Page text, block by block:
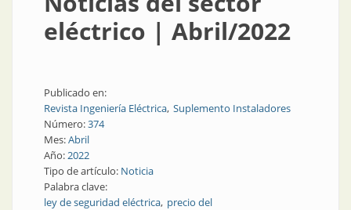
eléctrico | Abril/2022
Publicado en:
Revista Ingeniería Eléctrica Suplemento Instaladores
Número:374
Mes:Abril
Año:2022
Tipo de artículo: Noticia
Palabra clave:
ley de seguridad eléctrica precio del